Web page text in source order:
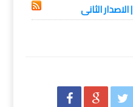
  